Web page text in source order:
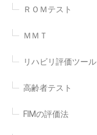
ＲＯＭテスト
ＭＭＴ
リハビリ評価ツール
高齢者テスト
FIMの評価法